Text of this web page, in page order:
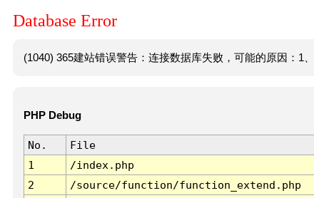
Database Error
(1040) 365建站错误警告：连接数据库失败，可能的原因：1
PHP Debug
No. File
1
/index.php
2
/source/function/function_extend.php